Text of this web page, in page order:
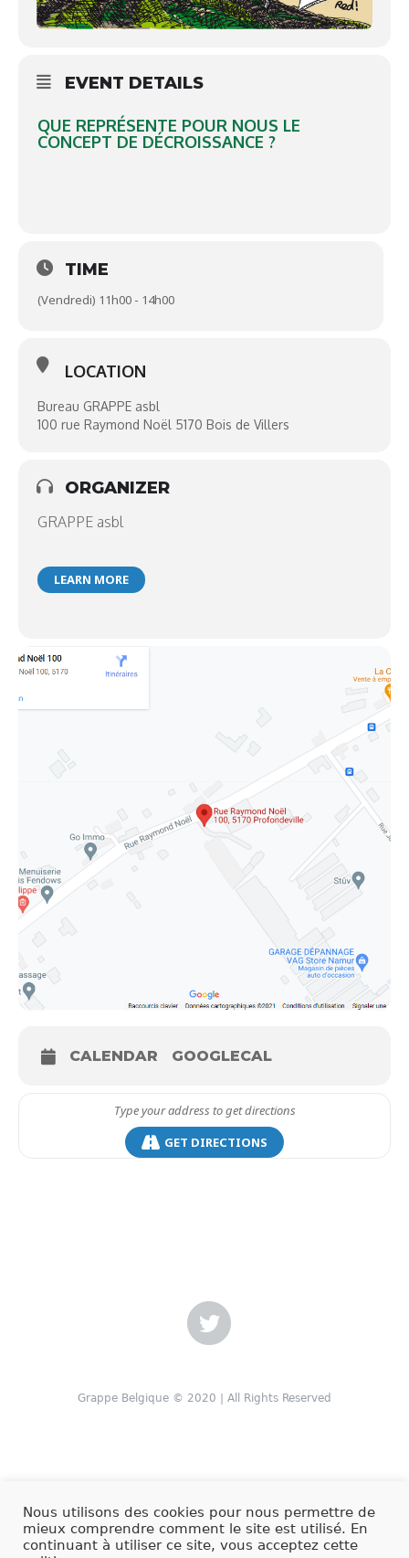
EVENT DETAILS
QUE REPRÉSENTE POUR NOUS LE
CONCEPT DE DÉCROISSANCE ?
TIME
(Vendredi) 11h00 - 14h00
LOCATION
Bureau GRAPPE asbl
100 rue Raymond Noël 5170 Bois de Villers
ORGANIZER
GRAPPE asbl
LEARN MORE
CALENDAR GOOGLECAL
GET DIRECTIONS
Grappe Belgique © 2020 | All Rights Reserved
Nous utilisons des cookies pour nous permettre de
mieux comprendre comment le site est utilisé. En
continuant à utiliser ce site, vous acceptez cette